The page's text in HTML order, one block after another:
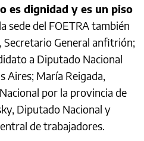
es dignidad y es un piso
sede del FOETRA también
General anfitrión;
a Diputado Nacional
Aires; María Reigada,
por la provincia de
Diputado Nacional y
de trabajadores.